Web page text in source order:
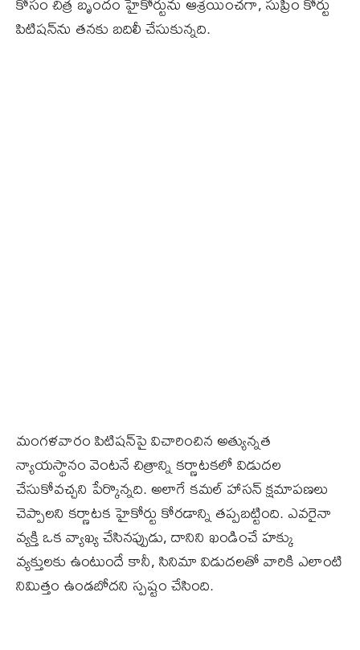
పిటిషన్‌ను తనకు బదిలీ చేసుకున్నది.
మంగళవారం పిటిషన్‌పై విచారించిన అత్యున్నత
న్యాయస్థానం వెంటనే చిత్రాన్ని కర్ణాటకలో విడుదల
చేసుకోవచ్చని పేర్కొన్నది. అలాగే కమల్​ హాసన్​ క్షమాపణలు
చెప్పాలని కర్ణాటక హైకోర్టు కోరడాన్ని తప్పబట్టింది. ఎవరైనా
వ్యక్తి ఒక వ్యాఖ్య చేసినప్పుడు, దానిని ఖండించే హక్కు
వ్యక్తులకు ఉంటుందే కానీ, సినిమా విడుదలతో వారికి ఎలాంటి
నిమిత్తం ఉండబోదని స్పష్టం చేసింది.